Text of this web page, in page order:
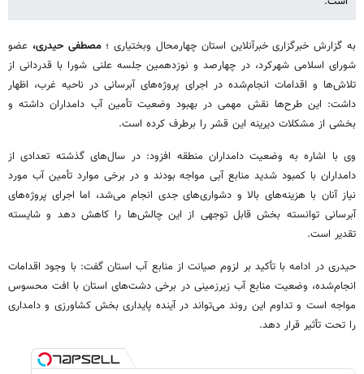
به گزارش خبرگزاری خبرآنلاین استان چهارمحال وبختیاری ؛مصطفی حیدری، عضو
شورای اسلامی شهرکرد، در چهارصد و نوزدهمین جلسه علنی شورا با قدردانی از
تلاش‌ها و اقدامات انجام‌شده در اجرای پروژه‌های آبرسانی در ناحیه غرب، اظهار
داشت: این طرح‌ها نقش مهمی در بهبود وضعیت تأمین آب دامداران داشته و
بخشی از مشکلات دیرینه این قشر را برطرف کرده است.
وی با اشاره به وضعیت دامداران منطقه افزود: در سال‌های گذشته تعدادی از
دامداران با کمبود شدید منابع آبی مواجه بودند و در برخی موارد تأمین آب مورد
نیاز آنان با هزینه‌های بالا و دشواری‌های جدی انجام می‌شد، اما اجرای پروژه‌های
آبرسانی توانسته بخش قابل توجهی از این چالش‌ها را کاهش دهد و شایسته
تقدیر است.
حیدری در ادامه با تأکید بر لزوم صیانت از منابع آب استان گفت: با وجود اقدامات
انجام‌شده، وضعیت منابع آب زیرزمینی در برخی دشت‌های استان با افت محسوس
مواجه است و تداوم این روند می‌تواند در آینده پایداری بخش کشاورزی و دامداری
را تحت تأثیر قرار دهد.